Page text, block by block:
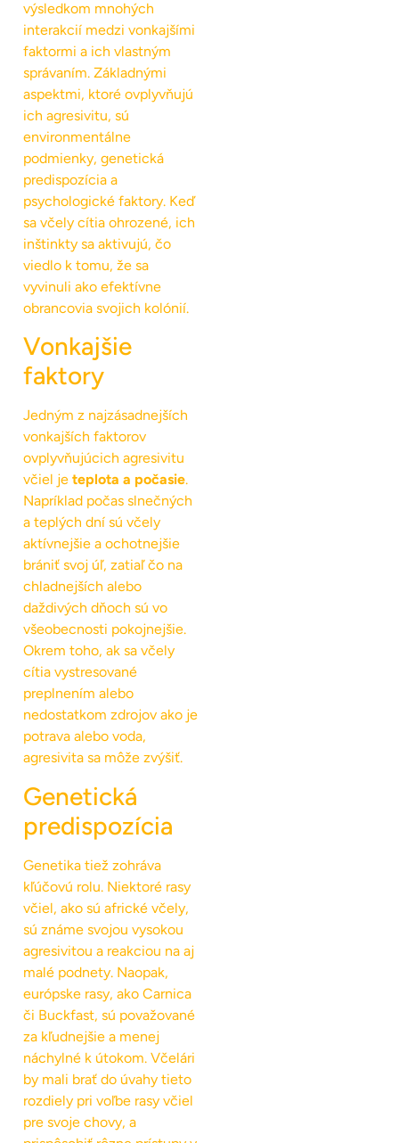
výsledkom mnohých
interakcií medzi vonkajšími
faktormi a ich vlastným
správaním. Základnými
aspektmi, ktoré ovplyvňujú
ich agresivitu, sú
environmentálne
podmienky, genetická
predispozícia a
psychologické faktory. Keď
sa včely cítia ohrozené, ich
inštinkty sa aktivujú, čo
viedlo k tomu, že sa
vyvinuli ako efektívne
obrancovia svojich kolónií.
Vonkajšie
faktory
Jedným z najzásadnejších
vonkajších faktorov
ovplyvňujúcich agresivitu
včiel je teplota a počasie.
Napríklad počas slnečných
a teplých dní sú včely
aktívnejšie a ochotnejšie
brániť svoj úľ, zatiaľ čo na
chladnejších alebo
daždivých dňoch sú vo
všeobecnosti pokojnejšie.
Okrem toho, ak sa včely
cítia vystresované
preplnením alebo
nedostatkom zdrojov ako je
potrava alebo voda,
agresivita sa môže zvýšiť.
Genetická
predispozícia
Genetika tiež zohráva
kľúčovú rolu. Niektoré rasy
včiel, ako sú africké včely,
sú známe svojou vysokou
agresivitou a reakciou na aj
malé podnety. Naopak,
európske rasy, ako Carnica
či Buckfast, sú považované
za kľudnejšie a menej
náchylné k útokom. Včelári
by mali brať do úvahy tieto
rozdiely pri voľbe rasy včiel
pre svoje chovy, a